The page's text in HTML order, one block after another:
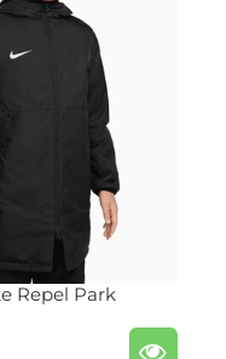
Repel Park